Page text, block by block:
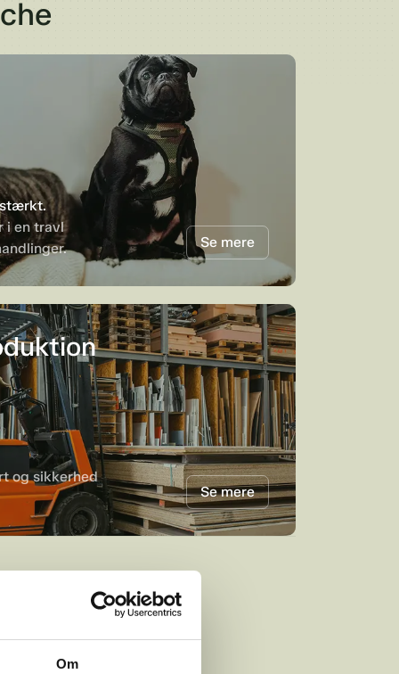
Om
stærkt.
i en travl
Se mere
og sikkerhed
Se mere